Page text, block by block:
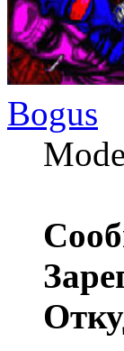
Bogus